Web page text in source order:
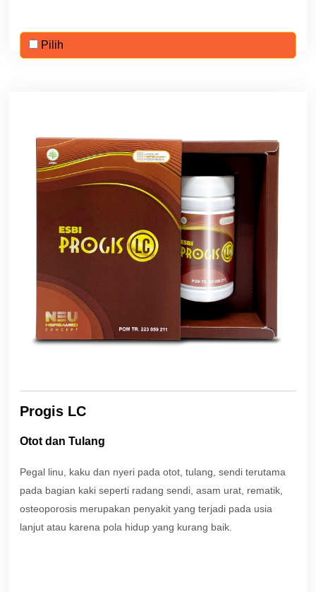
Pilih
Progis LC
Otot dan Tulang
Pegal linu, kaku dan nyeri pada otot, tulang, sendi terutama
pada bagian kaki seperti radang sendi, asam urat, rematik,
osteoporosis merupakan penyakit yang terjadi pada usia
lanjut atau karena pola hidup yang kurang baik.